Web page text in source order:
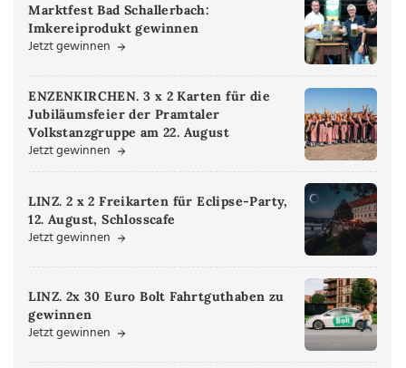
Marktfest Bad Schallerbach:
Imkereiprodukt gewinnen
Jetzt gewinnen
ENZENKIRCHEN. 3 x 2 Karten für die
Jubiläumsfeier der Pramtaler
Volkstanzgruppe am 22. August
Jetzt gewinnen
LINZ. 2 x 2 Freikarten für Eclipse-Party,
12. August, Schlosscafe
Jetzt gewinnen
LINZ. 2x 30 Euro Bolt Fahrtguthaben zu
gewinnen
Jetzt gewinnen